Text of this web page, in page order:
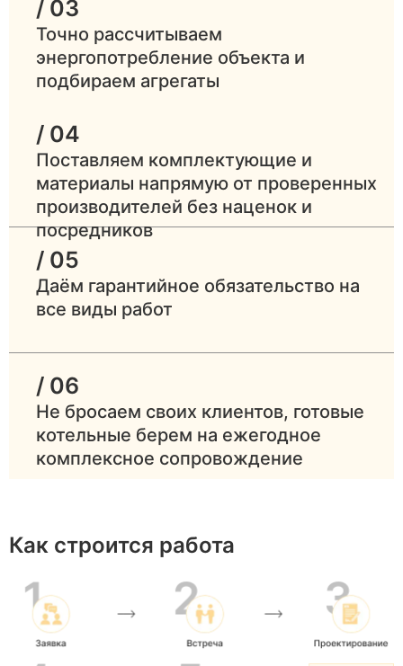
Дымоход
крыши, из
нержавейки или
Вентиляция
час
горелке
Дверь
наружу
Эвакуация
двери
Расчёт
тепловой
нагрузки
Профессиональное
котел
мощным
/ 03
Точно рассчитываем
энергопотребление объекта и
подбираем агрегаты
/ 04
Поставляем комплектующие и
материалы напрямую от проверенных
производителей без наценок и
посредников
/ 05
Даём гарантийное обязательство на
все виды работ
/ 06
Не бросаем своих клиентов, готовые
котельные берем на ежегодное
комплексное сопровождение
Как строится работа